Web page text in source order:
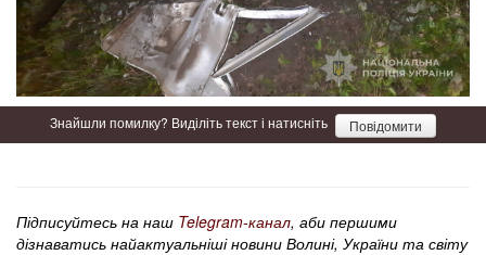
Знайшли помилку? Виділіть текст і натисніть Повідомити
Підписуйтесь на наш Telegram-канал, аби першими
дізнаватись найактуальніші новини Волині, України та світу